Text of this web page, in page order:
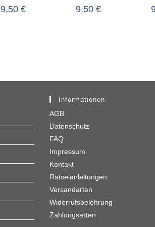
9,50 € 9,50 €
Informationen
AGB
Datenschutz
FAQ
Impressum
Kontakt
Rätselanleitungen
Versandarten
Widerrufsbelehrung
Zahlungsarten